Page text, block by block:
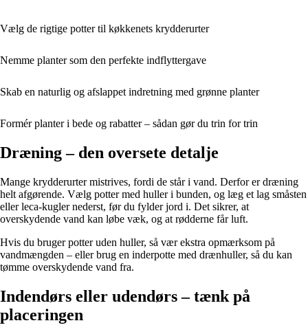
Vælg de rigtige potter til køkkenets krydderurter
Nemme planter som den perfekte indflyttergave
Skab en naturlig og afslappet indretning med grønne planter
Formér planter i bede og rabatter – sådan gør du trin for trin
Dræning – den oversete detalje
Mange krydderurter mistrives, fordi de står i vand. Derfor er dræning
helt afgørende. Vælg potter med huller i bunden, og læg et lag småsten
eller leca-kugler nederst, før du fylder jord i. Det sikrer, at
overskydende vand kan løbe væk, og at rødderne får luft.
Hvis du bruger potter uden huller, så vær ekstra opmærksom på
vandmængden – eller brug en inderpotte med drænhuller, så du kan
tømme overskydende vand fra.
Indendørs eller udendørs – tænk på
placeringen